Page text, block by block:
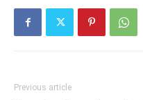
Previous article